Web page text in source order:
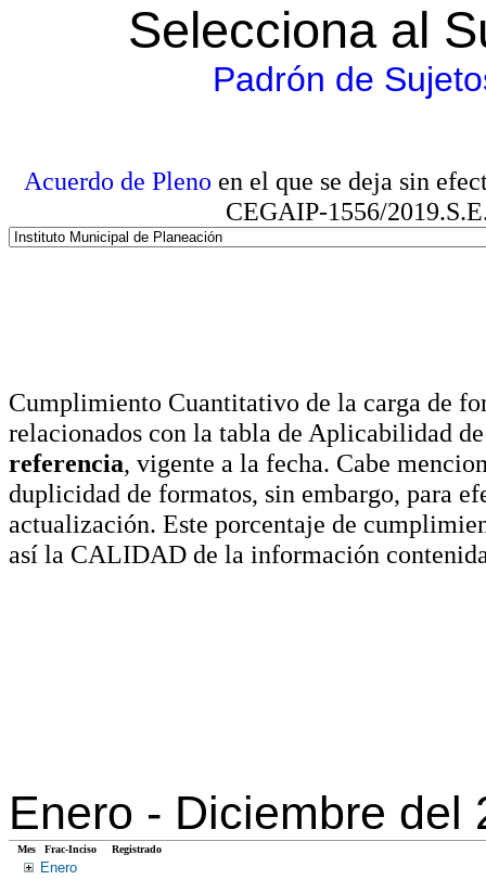
Selecciona al
Padrón de
Acuerdo de Pleno en el que se deja sin
CEGAIP-1556/
Cumplimiento Cuantitativo de la carga de
relacionados con la tabla de Aplicabilidad
referencia, vigente a la fecha. Cabe
duplicidad de formatos, sin embargo, para
actualización. Este porcentaje de
así la CALIDAD de la información
Enero - Diciembre del
Mes Frac-Inciso Registrado
Enero